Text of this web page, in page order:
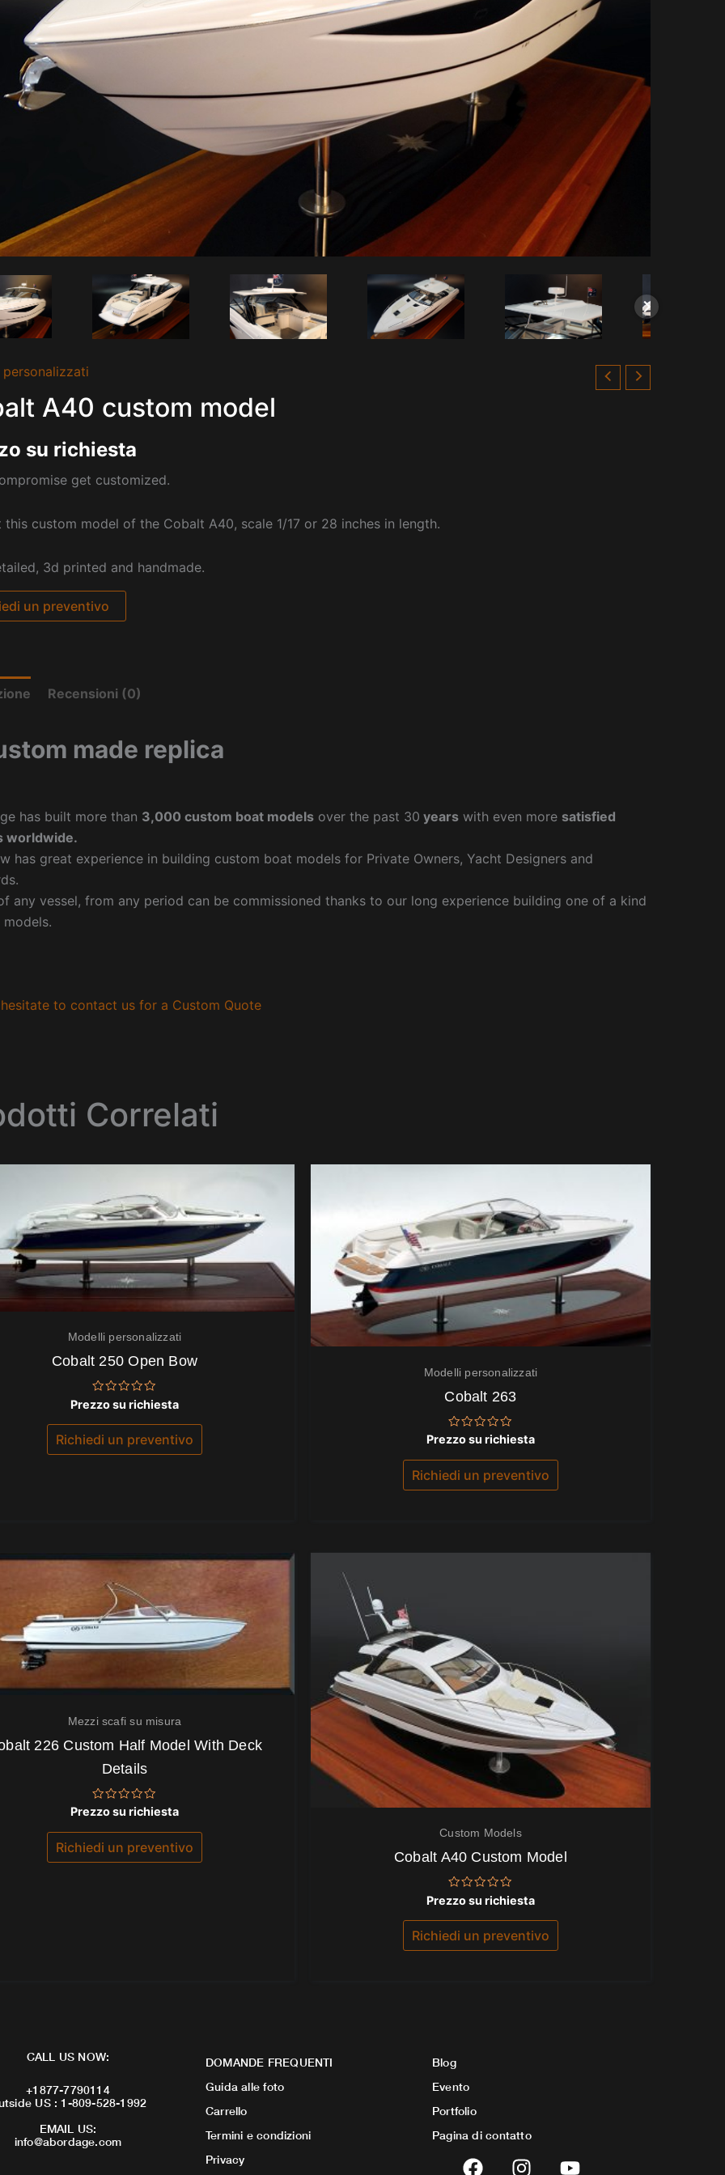
A40 custom model
su richiesta
get customized.
this custom model of the Cobalt A40, scale 1/17 or 28 inches in length.
3d printed and handmade.
un preventivo
Recensioni (0)
made replica
has built more than 3,000 custom boat models over the past 30 years with even more satisfied
worldwide.
has great experience in building custom boat models for Private Owners, Yacht Designers and
any vessel, from any period can be commissioned thanks to our long experience building one of a kind
to contact us for a Custom Quote
Correlati
Modelli personalizzati
Cobalt 250 Open Bow
Valutato
su
5
Prezzo su richiesta
Richiedi un preventivo
Modelli personalizzati
Cobalt 263
Valutato
su
5
Prezzo su richiesta
Richiedi un preventivo
Mezzi scafi su misura
226 Custom Half Model With Deck
Details
Valutato
su
5
Prezzo su richiesta
Richiedi un preventivo
Custom Models
Cobalt A40 Custom Model
Valutato
su
5
Prezzo su richiesta
Richiedi un preventivo
CALL US NOW:
+1877-7790114
US : 1-809-528-1992
EMAIL US:
info@abordage.com
DOMANDE FREQUENTI
Guida alle foto
Carrello
Termini e condizioni
Privacy
Blog
Evento
Portfolio
Pagina di contatto
F
I
Y